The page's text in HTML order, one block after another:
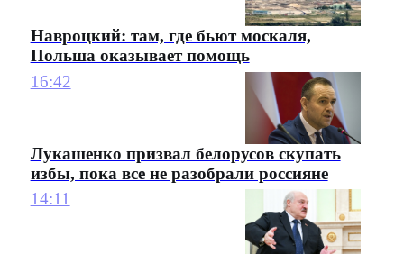
Навроцкий: там, где бьют москаля,
Польша оказывает помощь
16:42
Лукашенко призвал белорусов скупать
избы, пока все не разобрали россияне
14:11